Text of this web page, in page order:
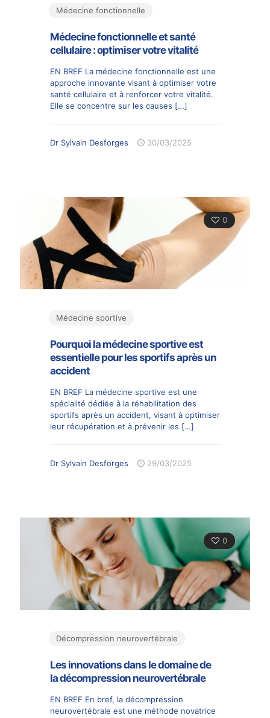
Médecine fonctionnelle
Médecine fonctionnelle et santé
cellulaire : optimiser votre vitalité
EN BREF La médecine fonctionnelle est une
approche innovante visant à optimiser votre
santé cellulaire et à renforcer votre vitalité.
Elle se concentre sur les causes […]
Dr Sylvain Desforges 30/03/2025
0
Médecine sportive
Pourquoi la médecine sportive est
essentielle pour les sportifs après un
accident
EN BREF La médecine sportive est une
spécialité dédiée à la réhabilitation des
sportifs après un accident, visant à optimiser
leur récupération et à prévenir les […]
Dr Sylvain Desforges 29/03/2025
0
Décompression neurovertébrale
Les innovations dans le domaine de
la décompression neurovertébrale
EN BREF En bref, la décompression
neurovertébrale est une méthode novatrice